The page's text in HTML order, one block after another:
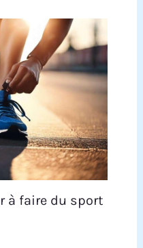
à faire du sport